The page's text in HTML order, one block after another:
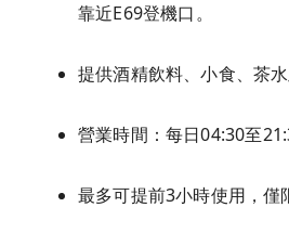
靠近E69登機口。
提供酒精飲料、小食、茶水
營業時間：每日04:30至
最多可提前3小時使用，僅